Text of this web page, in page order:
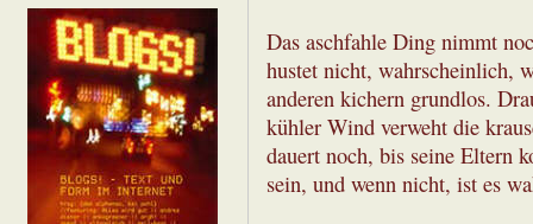
Das aschfahle Ding nimmt
hustet nicht, wahrscheinlich,
anderen kichern grundlos.
kühler Wind verweht die
dauert noch, bis seine Eltern
sein, und wenn nicht, ist es